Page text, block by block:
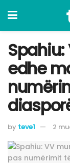
edhe
by teve1 2